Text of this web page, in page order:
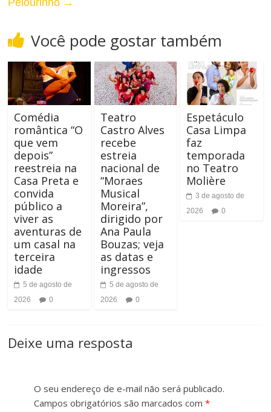
n
a
r
C
a
e
r
n
a
m
a
Pelourinho →
Você pode gostar também
Comédia
romântica “O
que vem
depois”
reestreia na
Casa Preta e
convida
público a
viver as
aventuras de
um casal na
terceira
idade
5 de agosto de
2026
0
Teatro
Castro Alves
recebe
estreia
nacional de
“Moraes
Musical
Moreira”,
dirigido por
Ana Paula
Bouzas; veja
as datas e
ingressos
5 de agosto de
2026
0
Espetáculo
Casa Limpa
faz
temporada
no Teatro
Molière
3 de agosto de
2026
0
Deixe uma resposta
O seu endereço de e-mail não será publicado.
Campos obrigatórios são marcados com *